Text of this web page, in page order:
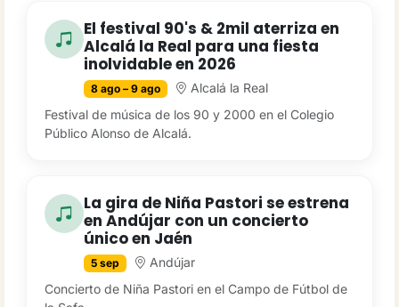
El festival 90's & 2mil aterriza en
Alcalá la Real para una fiesta
inolvidable en 2026
8 ago – 9 ago
Alcalá la Real
Festival de música de los 90 y 2000 en el Colegio
Público Alonso de Alcalá.
La gira de Niña Pastori se estrena
en Andújar con un concierto
único en Jaén
5 sep
Andújar
Concierto de Niña Pastori en el Campo de Fútbol de